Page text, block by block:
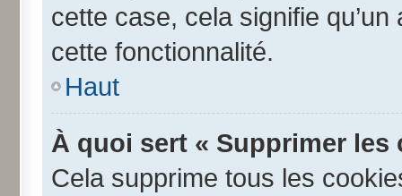
cette case, cela signifie
cette fonctionnalité.
Haut
À quoi sert « Supprimer
Cela supprime tous les